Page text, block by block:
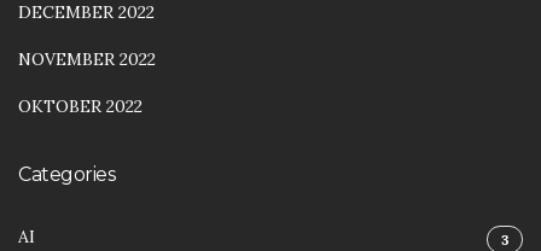
DECEMBER 2022
NOVEMBER 2022
OKTOBER 2022
Categories
AI 3